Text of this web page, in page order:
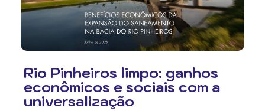
Rio Pinheiros limpo: ganhos
econômicos e sociais com a
universalização